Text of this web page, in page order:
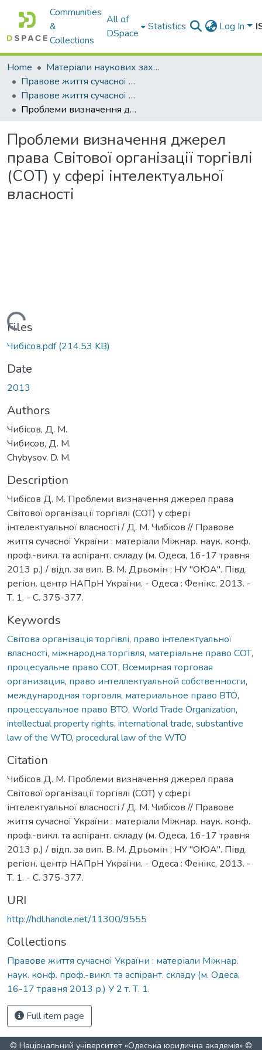
Communities
&
Collections
All of
DSpace
Statistics Log In
Home
Матеріали наукових заходів
Правове життя сучасної України
Правове життя сучасної України : матеріали Міжнар. наук. конф. проф.-викл. та аспірант. складу (м. Одеса, 16-17 травня 2013 р.) У 2 т. Т. 1.
Проблеми визначення джерел права Світової організації торгівлі (СОТ) у сфері інтелектуальної власності
Проблеми визначення джерел
права Світової організації торгівлі
(СОТ) у сфері інтелектуальної
власності
Loading...
Files
Чибісов.pdf(214.53 KB)
Date
2013
Authors
Чибісов, Д. М.
Чибисов, Д. М.
Chybysov, D. M.
Description
Чибісов Д. М. Проблеми визначення джерел права
Світової організації торгівлі (СОТ) у сфері
інтелектуальної власності / Д. М. Чибісов // Правове
життя сучасної України : матеріали Міжнар. наук. конф.
проф.-викл. та аспірант. складу (м. Одеса, 16-17 травня
2013 р.) / відп. за вип. В. М. Дрьомін ; НУ "ОЮА". Півд.
регіон. центр НАПрН України. - Одеса : Фенікс, 2013. -
Т. 1. - С. 375-377.
Keywords
Світова організація торгівлі, право інтелектуальної
власності, міжнародна торгівля, матеріальне право СОТ,
процесуальне право СОТ, Всемирная торговая
организация, право интеллектуальной собственности,
международная торговля, материальное право ВТО,
процессуальное право ВТО, World Trade Organization,
intellectual property rights, international trade, substantive
law of the WTO, procedural law of the WTO
Citation
Чибісов Д. М. Проблеми визначення джерел права
Світової організації торгівлі (СОТ) у сфері
інтелектуальної власності / Д. М. Чибісов // Правове
життя сучасної України : матеріали Міжнар. наук. конф.
проф.-викл. та аспірант. складу (м. Одеса, 16-17 травня
2013 р.) / відп. за вип. В. М. Дрьомін ; НУ "ОЮА". Півд.
регіон. центр НАПрН України. - Одеса : Фенікс, 2013. -
Т. 1. - С. 375-377.
URI
http://hdl.handle.net/11300/9555
Collections
Правове життя сучасної України : матеріали Міжнар.
наук. конф. проф.-викл. та аспірант. складу (м. Одеса,
16-17 травня 2013 р.) У 2 т. Т. 1.
Full item page
© Національний університет «Одеська юридична академія» ©